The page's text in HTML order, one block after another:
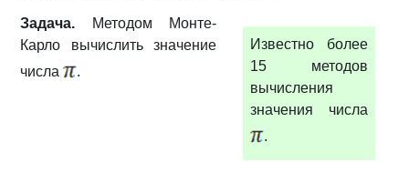
Задача. Методом Монте-
Карло вычислить значение
числа
.
Известно более
15 методов
вычисления
значения числа
.